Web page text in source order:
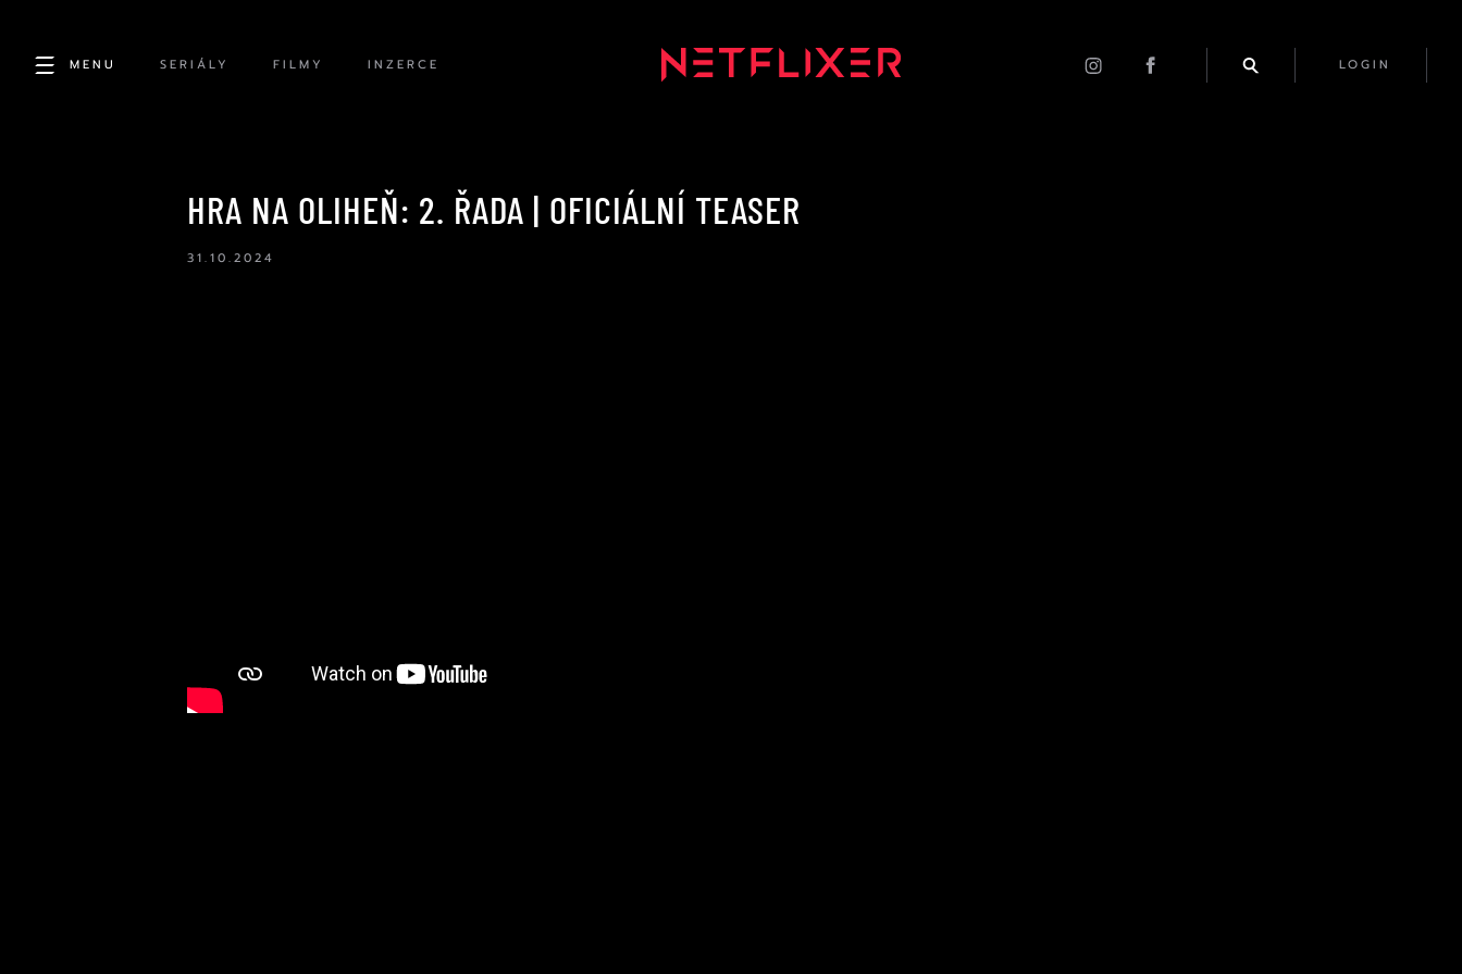
MENU SERIÁLY FILMY INZERCE LOGIN
HRA NA OLIHEŇ: 2. ŘADA | OFICIÁLNÍ TEASER
31.10.2024